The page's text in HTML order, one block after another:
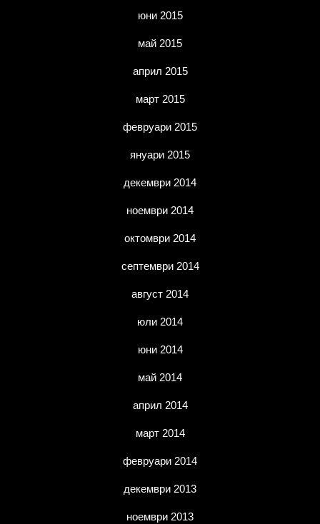
юни 2015
май 2015
април 2015
март 2015
февруари 2015
януари 2015
декември 2014
ноември 2014
октомври 2014
септември 2014
август 2014
юли 2014
юни 2014
май 2014
април 2014
март 2014
февруари 2014
декември 2013
ноември 2013